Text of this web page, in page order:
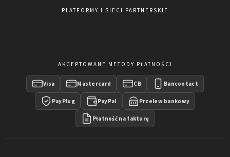
PLATFORMY I SIECI PARTNERSKIE
AKCEPTOWANE METODY PŁATNOŚCI
Visa Mastercard CB Bancontact
PayPlug PayPal Przelew bankowy
Płatność na fakturę